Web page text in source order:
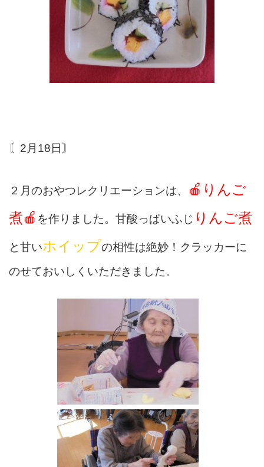
〘2月18日〙
２月のおやつレクリエーションは、
🍎りんご
煮🍎 を作りました。甘酸っぱいふじ りんご煮
と甘いホイップの相性は絶妙！クラッカーに
のせておいしくいただきました。